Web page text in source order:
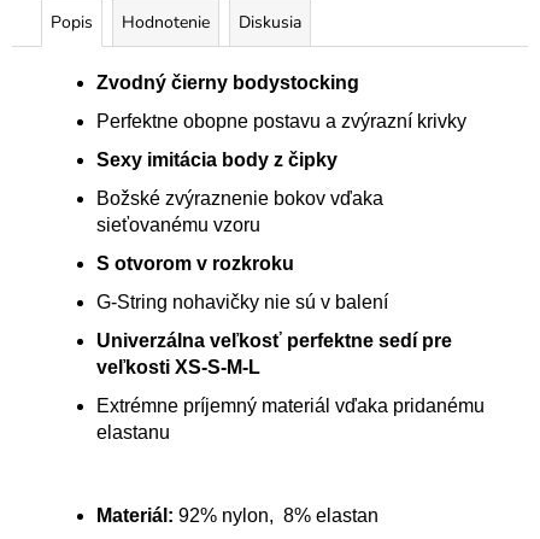
Popis Hodnotenie Diskusia
Zvodný čierny bodystocking
Perfektne obopne postavu a zvýrazní krivky
Sexy imitácia body z čipky
Božské zvýraznenie bokov vďaka
sieťovanému vzoru
S otvorom v rozkroku
G-String nohavičky nie sú v balení
Univerzálna veľkosť perfektne sedí pre
veľkosti XS-S-M-L
Extrémne príjemný materiál vďaka pridanému
elastanu
Materiál: 92% nylon, 8% elastan